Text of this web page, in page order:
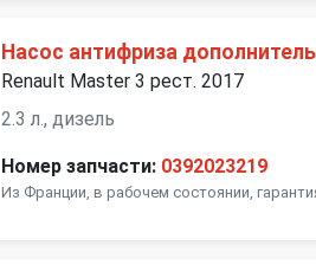
Насос антифриза
Renault Master 3 рест. 2017
2.3 л., дизель
Номер запчасти: 0392023219
Из Франции, в рабочем состоянии,